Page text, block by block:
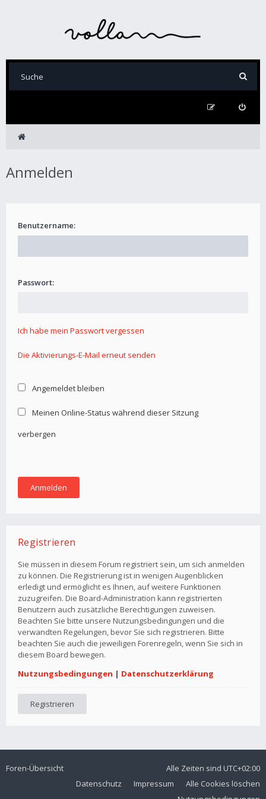
Anmelden
Benutzername:
Passwort:
Ich habe mein Passwort vergessen
Die Aktivierungs-E-Mail erneut senden
Angemeldet bleiben
Meinen Online-Status während dieser Sitzung
verbergen
Registrieren
Sie müssen in diesem Forum registriert sein, um sich anmelden
zu können. Die Registrierung ist in wenigen Augenblicken
erledigt und ermöglicht es Ihnen, auf weitere Funktionen
zuzugreifen. Die Board-Administration kann registrierten
Benutzern auch zusätzliche Berechtigungen zuweisen.
Beachten Sie bitte unsere Nutzungsbedingungen und die
verwandten Regelungen, bevor Sie sich registrieren. Bitte
beachten Sie auch die jeweiligen Forenregeln, wenn Sie sich in
diesem Board bewegen.
Nutzungsbedingungen | Datenschutzerklärung
Registrieren
Foren-Übersicht Alle Zeiten sind UTC+02:00
Alle Cookies löschen
Impressum
Datenschutz